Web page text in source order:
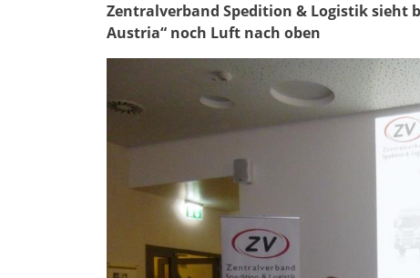
Zentralverband Spedition & Logistik sieht
Austria“ noch Luft nach oben